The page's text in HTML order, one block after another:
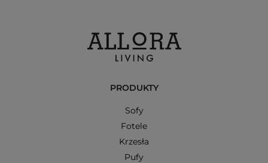
PRODUKTY
Sofy
Fotele
Krzesła
Pufy